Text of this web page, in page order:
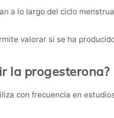
a lo largo del ciclo
valorar si se ha
la progesterona?
con frecuencia en